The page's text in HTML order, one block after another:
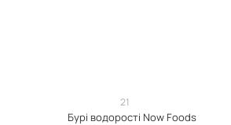
21
Бурі водорості Now Foods